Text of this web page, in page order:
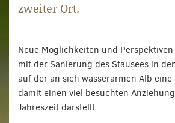
zweiter Ort.
Neue Möglichkeiten und
mit der Sanierung des Stausees in
auf der an sich wasserarmen Alb
damit einen viel besuchten
Jahreszeit darstellt.